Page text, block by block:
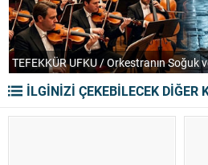
TEFEKKÜR UFKU / Orkestranın Soğuk
İLGİNİZİ ÇEKEBİLECEK DİĞER